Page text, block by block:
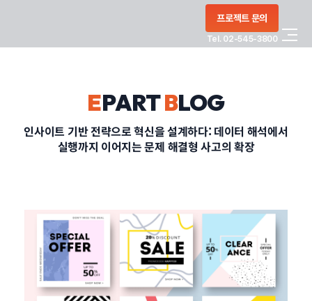
프로젝트 문의
Tel. 02-545-3800
PORTFOLIO
CONTACT
정부지원사업
EPARTBLOG
인사이트 기반 전략으로 혁신을 설계하다: 데이터 해석에서
실행까지 이어지는 문제 해결형 사고의 확장